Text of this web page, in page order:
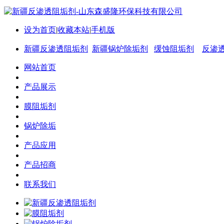
设为首页|收藏本站|手机版
新疆反渗透阻垢剂 新疆锅炉除垢剂 缓蚀阻垢剂 反渗
网站首页
产品展示
膜阻垢剂
锅炉除垢
产品应用
产品招商
联系我们